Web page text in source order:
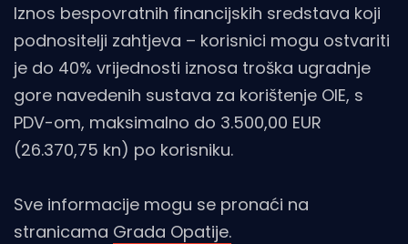
Iznos bespovratnih financijskih sredstava koji
podnositelji zahtjeva – korisnici mogu ostvariti
je do 40% vrijednosti iznosa troška ugradnje
gore navedenih sustava za korištenje OIE, s
PDV-om, maksimalno do 3.500,00 EUR
(26.370,75 kn) po korisniku.
Sve informacije mogu se pronaći na
stranicama Grada Opatije.